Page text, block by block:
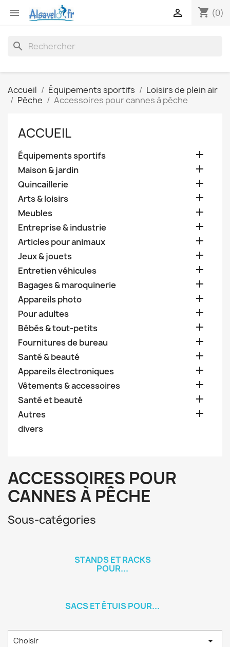
 shopping_cart (0)

search
Accueil Équipements sportifs
Loisirs de plein air
Pêche
Accessoires pour cannes à pêche
ACCUEIL
Équipements sportifs 
Maison & jardin 
Quincaillerie 
Arts & loisirs 
Meubles 
Entreprise & industrie 
Articles pour animaux 
Jeux & jouets 
Entretien véhicules 
Bagages & maroquinerie 
Appareils photo 
Pour adultes 
Bébés & tout-petits 
Fournitures de bureau 
Santé & beauté 
Appareils électroniques 
Vêtements & accessoires 
Santé et beauté 
Autres 
divers
ACCESSOIRES POUR
CANNES À PÊCHE
Sous-catégories
STANDS ET RACKS
POUR...
SACS ET ÉTUIS POUR...
Choisir 